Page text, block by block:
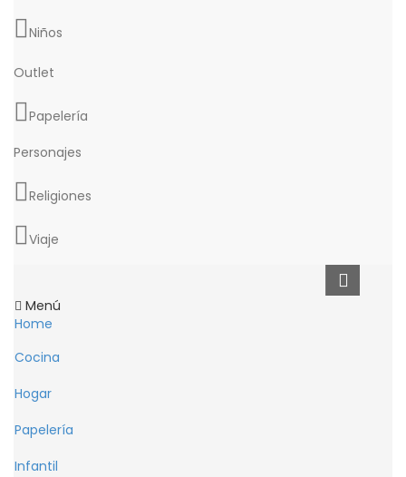
Niños
Outlet
Papelería
Personajes
Religiones
Viaje
Menú
Home
Cocina
Hogar
Papelería
Infantil